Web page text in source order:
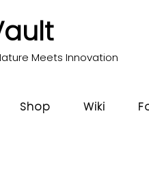
Meets Innovation
Shop Wiki